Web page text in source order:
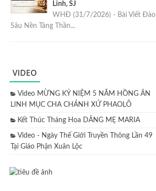
Linh, SJ
WHĐ (31/7/2026) - Bài Viết Đào
Sâu Nền Tảng Thần...
VIDEO
Video MỪNG KỶ NIỆM 5 NĂM HỒNG ÂN
LINH MỤC CHA CHÁNH XỨ PHAOLÔ
Kết Thúc Tháng Hoa DÂNG MẸ MARIA
Video - Ngày Thế Giới Truyền Thông Lần 49
Tại Giáo Phận Xuân Lộc